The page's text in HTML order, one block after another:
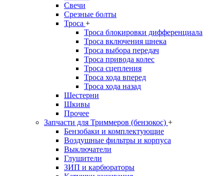
Свечи
Срезные болты
Троса +
Троса блокировки дифференциала
Троса включения шнека
Троса выбора передач
Троса привода колес
Троса сцепления
Троса хода вперед
Троса хода назад
Шестерни
Шкивы
Прочее
Запчасти для Триммеров (бензокос) +
Бензобаки и комплектующие
Воздушные фильтры и корпуса
Выключатели
Глушители
ЗИП и карбюраторы